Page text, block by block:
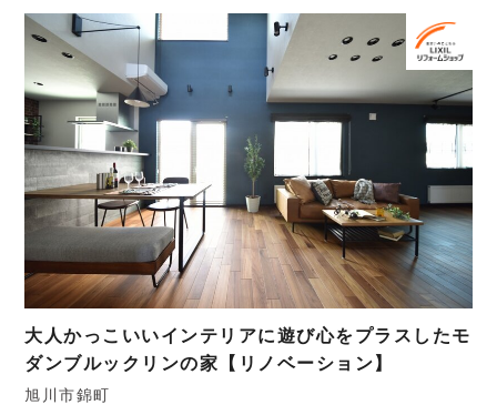
大人かっこいいインテリアに遊び心をプラスしたモ
ダンブルックリンの家【リノベーション】
旭川市錦町